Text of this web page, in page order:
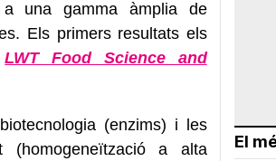
a una gamma àmplia de
Els primers resultats els
LWT Food Science and
(enzims) i les
(homogeneïtzació a alta
El